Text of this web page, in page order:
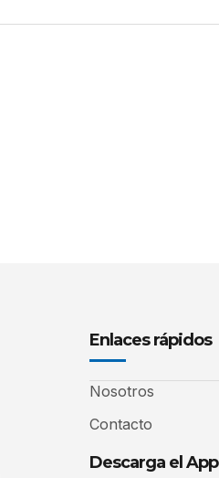
Enlaces rápidos
Nosotros
Contacto
Descarga el App